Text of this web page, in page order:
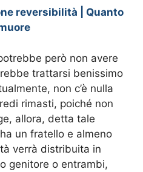
reversibilità | Quanto
però non avere
trattarsi benissimo
non c’è nulla
rimasti, poiché non
allora, detta tale
un fratello e almeno
verrà distribuita in
genitore o entrambi,